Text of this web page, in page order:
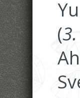
(